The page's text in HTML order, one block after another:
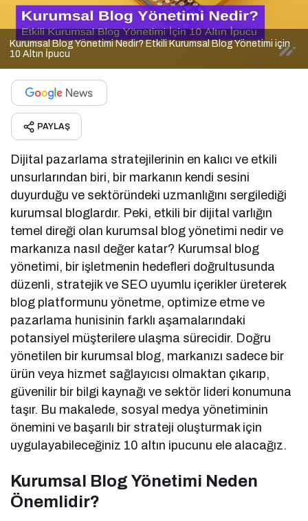
Kurumsal Blog Yönetimi Nedir? Etkili Kurumsal Blog Yönetimi için
10 Altın İpucu
PAYLAŞ
Dijital pazarlama stratejilerinin en kalıcı ve etkili
unsurlarından biri, bir markanın kendi sesini
duyurduğu ve sektöründeki uzmanlığını sergilediği
kurumsal bloglardır. Peki, etkili bir dijital varlığın
temel direği olan kurumsal blog yönetimi nedir ve
markanıza nasıl değer katar? Kurumsal blog
yönetimi, bir işletmenin hedefleri doğrultusunda
düzenli, stratejik ve SEO uyumlu içerikler üreterek
blog platformunu yönetme, optimize etme ve
pazarlama hunisinin farklı aşamalarındaki
potansiyel müşterilere ulaşma sürecidir. Doğru
yönetilen bir kurumsal blog, markanızı sadece bir
ürün veya hizmet sağlayıcısı olmaktan çıkarıp,
güvenilir bir bilgi kaynağı ve sektör lideri konumuna
taşır. Bu makalede, sosyal medya yönetiminin
önemini ve başarılı bir strateji oluşturmak için
uygulayabileceğiniz 10 altın ipucunu ele alacağız.
Kurumsal Blog Yönetimi Neden
Önemlidir?